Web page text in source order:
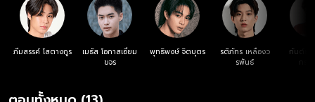
ตัน รติภัทร) เด็กใหม่ที่พึ่งย้ายเข้ามา เลยเดินหน้าจีบเต็มกำลัง!
ภีมสรรค์ โสตางกูร
เมธัส โอภาสเอี่ยม
ขจร
พุทธิพงษ์ จิตบุตร
รติภัทร เหลืองว
รพันธ์
กันต์ธี